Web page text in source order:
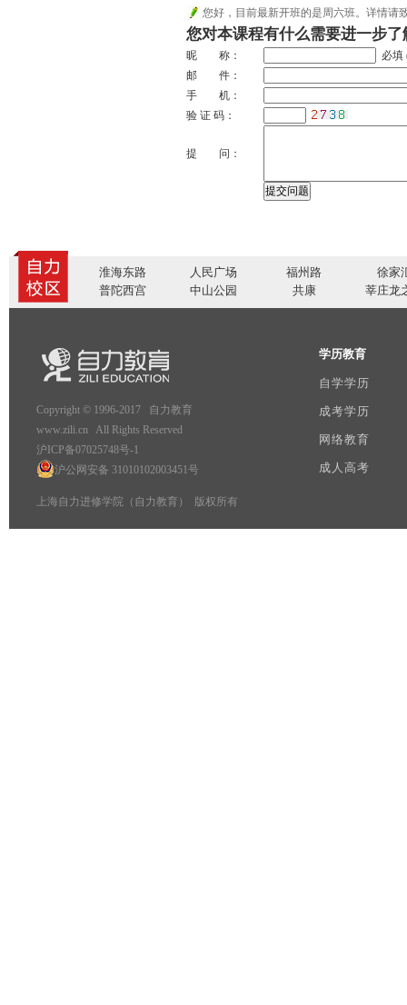
您好，目前最新开班的是周六班。详情请
您对本课程有什么需要进一步
昵 称：
必填
邮 件：
手 机：
验 证 码：
提 问：
淮海东路 人民广场 福州路
徐家
普陀西宫
中山公园 共康 莘庄龙
Copyright © 1996-2017 自力教育
www.zili.cn All Rights Reserved
沪ICP备07025748号-1
沪公网安备 31010102003451号
上海自力进修学院（自力教育） 版权所有
学历教育
自学学历
成考学历
网络教育
成人高考